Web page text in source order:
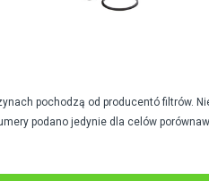
pochodzą od producentó filtrów.
podano jedynie dla celów